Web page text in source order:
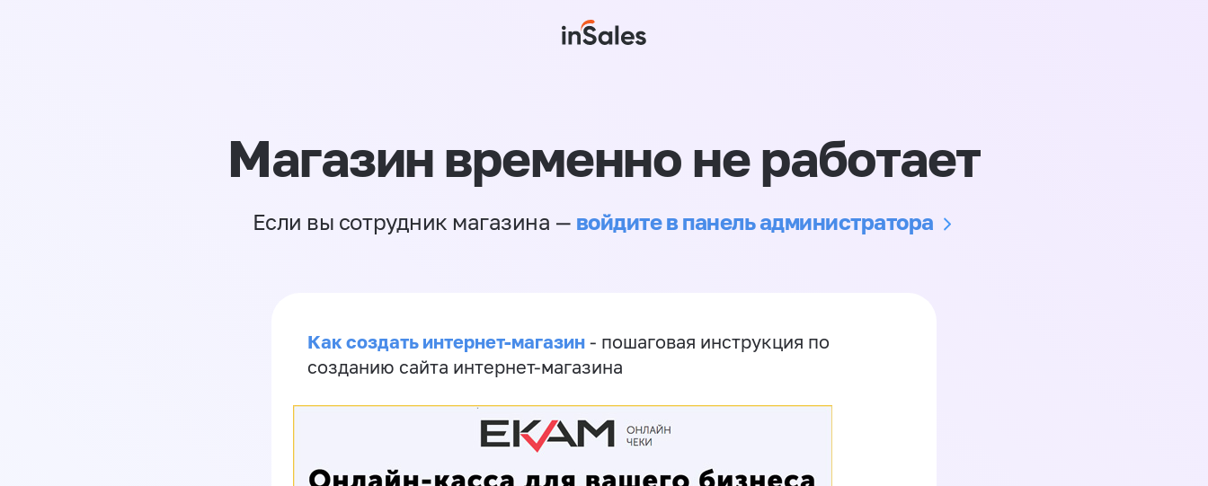
Магазин временно не работает
Если вы сотрудник магазина — войдите в панель администратора
Как создать интернет-магазин - пошаговая инструкция по
созданию сайта интернет-магазина